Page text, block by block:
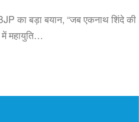
का बड़ा बयान, “जब एकनाथ शिंदे की
महायुति…